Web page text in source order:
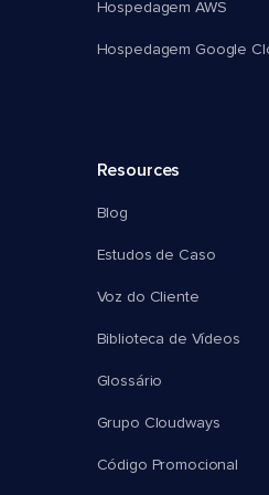
Hospedagem AWS
Hospedagem Google
Resources
Blog
Estudos de Caso
Voz do Cliente
Biblioteca de Vídeos
Glossário
Grupo Cloudways
Código Promocional